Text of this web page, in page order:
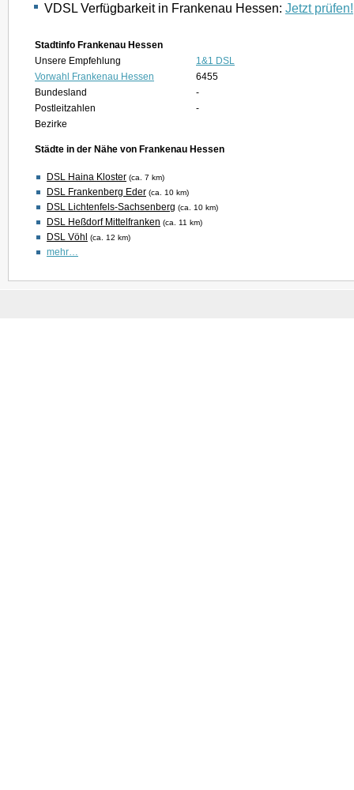
VDSL Verfügbarkeit in Frankenau Hessen: Jetzt prüfen!
Stadtinfo Frankenau Hessen
Unsere Empfehlung
1&1 DSL
Vorwahl Frankenau Hessen
6455
Bundesland
-
Postleitzahlen
-
Bezirke
Städte in der Nähe von Frankenau Hessen
DSL Haina Kloster (ca. 7 km)
DSL Frankenberg Eder (ca. 10 km)
DSL Lichtenfels-Sachsenberg (ca. 10 km)
DSL Heßdorf Mittelfranken (ca. 11 km)
DSL Vöhl (ca. 12 km)
mehr…